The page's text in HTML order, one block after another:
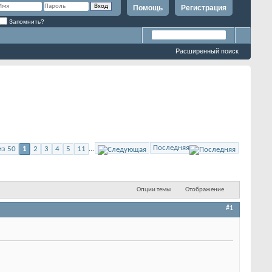
Регистрация
Помощь
Запомнить?
Расширенный поиск
50 1 2 3 4 5 11 ... Последняя
Опции темы Отображение
#1